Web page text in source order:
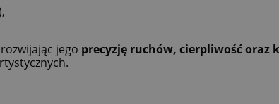
jego precyzję ruchów, cierpliwość oraz